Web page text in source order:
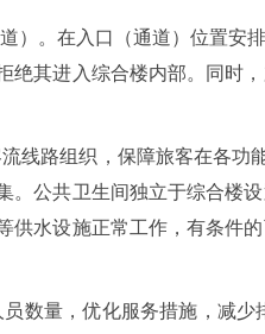
）。在入口（通道）位置安
其进入综合楼内部。同时
线路组织，保障旅客在各功
公共卫生间独立于综合楼
供水设施正常工作，有条件
数量，优化服务措施，减